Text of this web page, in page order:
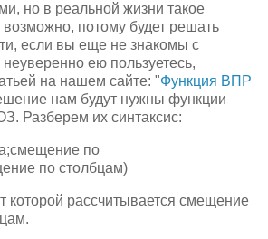
но в реальной жизни такое
потому будет решать
если вы еще не знакомы с
ею пользуетесь,
на нашем сайте: "Функция ВПР
нам будут нужны функции
их синтаксис:
по
по столбцам)
которой рассчитывается смещение